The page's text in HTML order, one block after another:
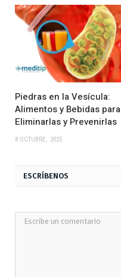
Piedras en la Vesícula:
Alimentos y Bebidas para
Eliminarlas y Prevenirlas
8 OCTUBRE, 2025
ESCRÍBENOS